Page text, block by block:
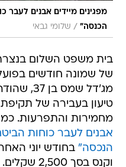
מפגינים מיידים אבנים לעבר
הכנסה" / שלומי גבאי
בית משפט השלום
של שמונה חודשים
מג'דל
טיעון בעבירה של תקיפת
מחמירות והתפרעות.
אבנים לעבר כוחות
הנכסה"
וקנס בסך 2,500 שקלים.